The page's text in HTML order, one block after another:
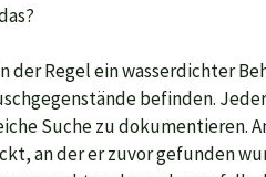
der Regel ein wasserdichter
befinden.
Suche zu dokumentieren.
an der er zuvor gefunden